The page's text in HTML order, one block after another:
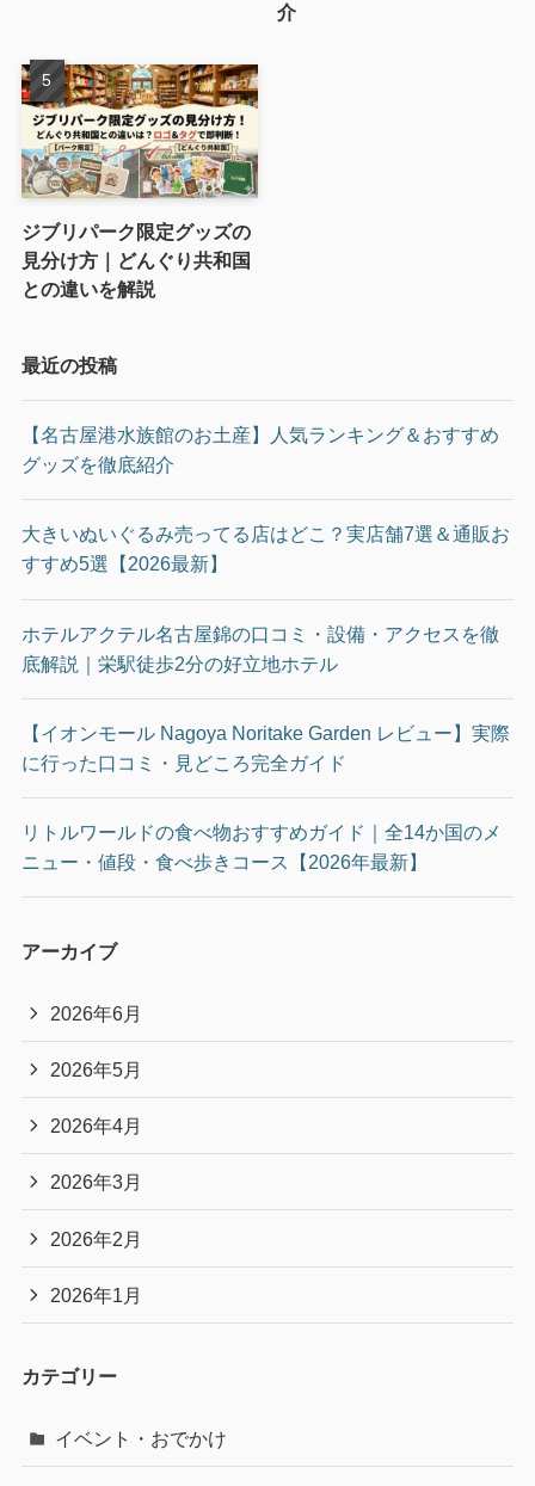
介
ジブリパーク限定グッズの
見分け方｜どんぐり共和国
との違いを解説
最近の投稿
【名古屋港水族館のお土産】人気ランキング＆おすすめ
グッズを徹底紹介
大きいぬいぐるみ売ってる店はどこ？実店舗7選＆通販お
すすめ5選【2026最新】
ホテルアクテル名古屋錦の口コミ・設備・アクセスを徹
底解説｜栄駅徒歩2分の好立地ホテル
【イオンモール Nagoya Noritake Garden レビュー】実際
に行った口コミ・見どころ完全ガイド
リトルワールドの食べ物おすすめガイド｜全14か国のメ
ニュー・値段・食べ歩きコース【2026年最新】
アーカイブ
2026年6月
2026年5月
2026年4月
2026年3月
2026年2月
2026年1月
カテゴリー
イベント・おでかけ